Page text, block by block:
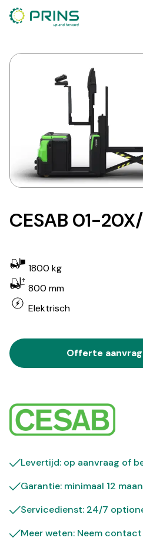
direct
inhoud
CESAB 01-
1800 kg
800 mm
Elektrisch
Offerte
Levertijd: op aanvraag of
Garantie: minimaal 12
Servicedienst: 24/7
Meer weten: Neem